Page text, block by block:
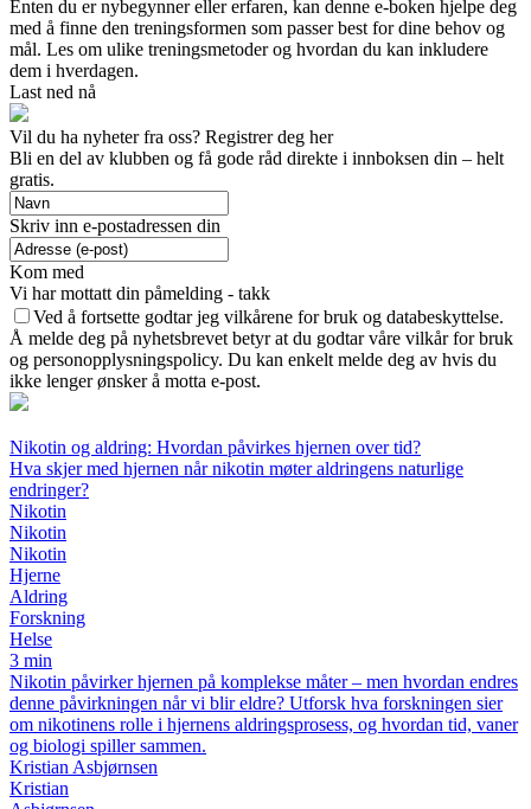
Enten du er nybegynner eller erfaren, kan denne e-boken hjelpe deg
med å finne den treningsformen som passer best for dine behov og
mål. Les om ulike treningsmetoder og hvordan du kan inkludere
dem i hverdagen.
Last ned nå
Vil du ha nyheter fra oss? Registrer deg her
Bli en del av klubben og få gode råd direkte i innboksen din – helt
gratis.
Skriv inn e-postadressen din
Kom med
Vi har mottatt din påmelding - takk
Ved å fortsette godtar jeg vilkårene for bruk og databeskyttelse.
Å melde deg på nyhetsbrevet betyr at du godtar våre vilkår for bruk
og personopplysningspolicy. Du kan enkelt melde deg av hvis du
ikke lenger ønsker å motta e-post.
Nikotin og aldring: Hvordan påvirkes hjernen over tid?
Hva skjer med hjernen når nikotin møter aldringens naturlige
endringer?
Nikotin
Nikotin
Nikotin
Hjerne
Aldring
Forskning
Helse
3 min
Nikotin påvirker hjernen på komplekse måter – men hvordan endres
denne påvirkningen når vi blir eldre? Utforsk hva forskningen sier
om nikotinens rolle i hjernens aldringsprosess, og hvordan tid, vaner
og biologi spiller sammen.
Kristian Asbjørnsen
Kristian